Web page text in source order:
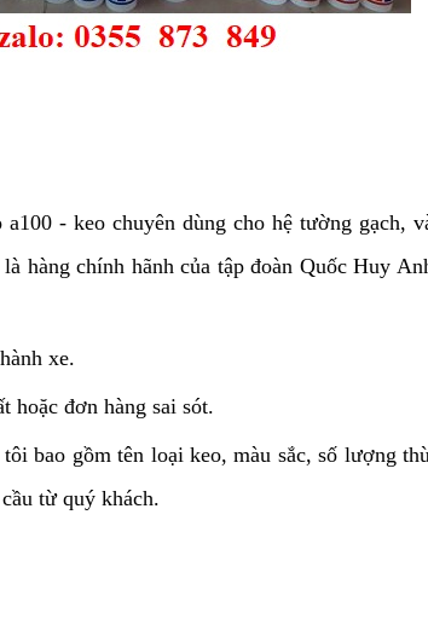
- keo chuyên dùng cho hệ tường gạch,
chính hãnh của tập đoàn Quốc Huy
xe.
hoặc đơn hàng sai sót.
bao gồm tên loại keo, màu sắc, số lượng
từ quý khách.